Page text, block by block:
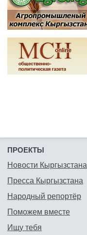
ПРОЕКТЫ
Новости Кыргызстана
Пресса Кыргызстана
Народный репортёр
Поможем вместе
Ищу тебя